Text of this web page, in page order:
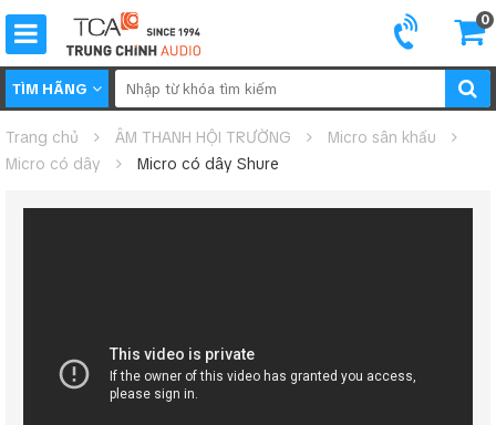
0
TÌM HÃNG
Trang chủ ÂM THANH HỘI TRƯỜNG
Micro sân khấu
Micro có dây
Micro có dây Shure